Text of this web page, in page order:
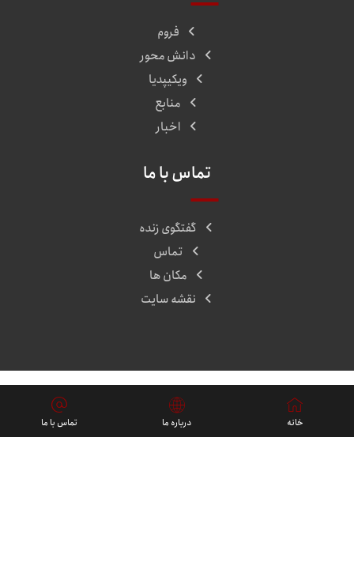
فروم
دانش محور
ویکیپدیا
منابع
اخبار
تماس با ما
گفتگوی زنده
تماس
مکان ها
نقشه سایت
پروژه ها
خانه درباره ما تماس با ما